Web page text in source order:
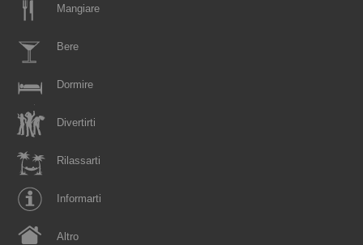
Mangiare
Bere
Dormire
Divertirti
Rilassarti
Informarti
Altro